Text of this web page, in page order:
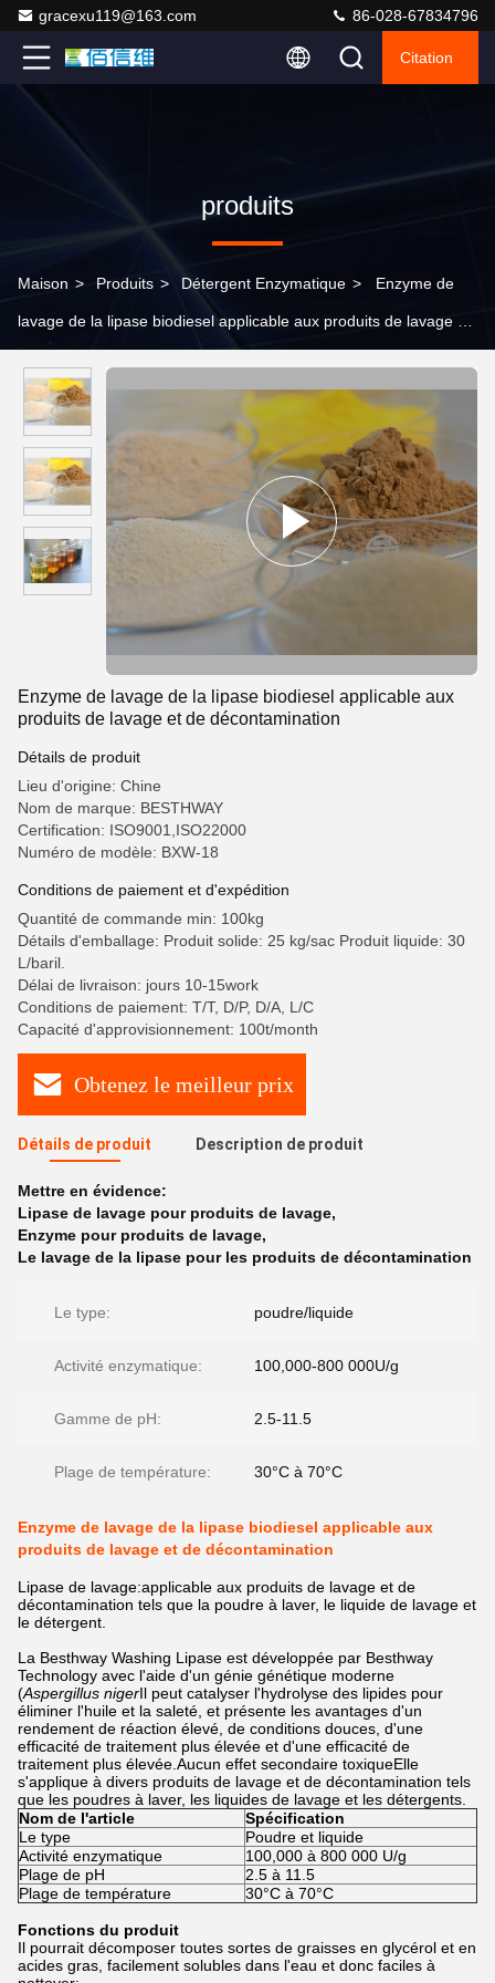
gracexu119@163.com 86-028-67834796
Citation
produits
Maison > Produits > Détergent Enzymatique > Enzyme de
lavage de la lipase biodiesel applicable aux produits de lavage et
Enzyme de lavage de la lipase biodiesel applicable aux
produits de lavage et de décontamination
Détails de produit
Lieu d'origine: Chine
Nom de marque: BESTHWAY
Certification: ISO9001,ISO22000
Numéro de modèle: BXW-18
Conditions de paiement et d'expédition
Quantité de commande min: 100kg
Détails d'emballage: Produit solide: 25 kg/sac Produit liquide: 30
L/baril.
Délai de livraison: jours 10-15work
Conditions de paiement: T/T, D/P, D/A, L/C
Capacité d'approvisionnement: 100t/month
Obtenez le meilleur prix
Détails de produit Description de produit
Mettre en évidence:
Lipase de lavage pour produits de lavage,
Enzyme pour produits de lavage,
Le lavage de la lipase pour les produits de décontamination
Le type: poudre/liquide
Activité enzymatique: 100,000-800 000U/g
Gamme de pH: 2.5-11.5
Plage de température: 30°C à 70°C
Enzyme de lavage de la lipase biodiesel applicable aux
produits de lavage et de décontamination
Lipase de lavage:applicable aux produits de lavage et de
décontamination tels que la poudre à laver, le liquide de lavage et
le détergent.
La Besthway Washing Lipase est développée par Besthway
Technology avec l'aide d'un génie génétique moderne
(Aspergillus nigerIl peut catalyser l'hydrolyse des lipides pour
éliminer l'huile et la saleté, et présente les avantages d'un
rendement de réaction élevé, de conditions douces, d'une
efficacité de traitement plus élevée et d'une efficacité de
traitement plus élevée.Aucun effet secondaire toxiqueElle
s'applique à divers produits de lavage et de décontamination tels
que les poudres à laver, les liquides de lavage et les détergents.
Nom de l'article
Spécification
Le type
Poudre et liquide
Activité enzymatique
100,000 à 800 000 U/g
Plage de pH
2.5 à 11.5
Plage de température
30°C à 70°C
Fonctions du produit
Il pourrait décomposer toutes sortes de graisses en glycérol et en
acides gras, facilement solubles dans l'eau et donc faciles à